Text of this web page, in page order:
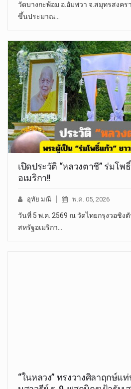
วัดบางกะพ้อม อ.อัมพวา จ.สมุทรสงค
ขึ้นประมาณ…
เปิดประวัติ “หลวงตาชี” ร่มโ
อเมริกา!!
อุทัย มณี พ.ค. 05, 2026
วันที่ 5 พ.ค. 2569 ณ วัดไทยกรุงวอชิง
สหรัฐอเมริกา…
“ในหลวง” ทรงวางศิลาฤกษ์แ